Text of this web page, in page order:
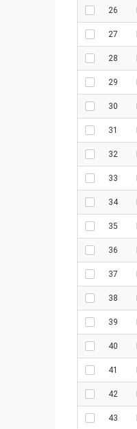
26
27
28
29
30
31
32
33
34
35
36
37
38
39
40
41
42
43